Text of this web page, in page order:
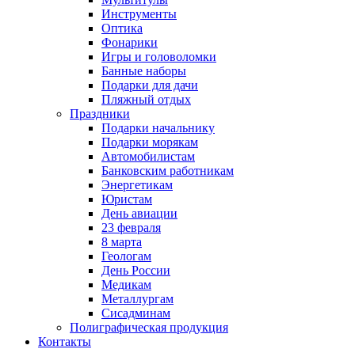
Инструменты
Оптика
Фонарики
Игры и головоломки
Банные наборы
Подарки для дачи
Пляжный отдых
Праздники
Подарки начальнику
Подарки морякам
Автомобилистам
Банковским работникам
Энергетикам
Юристам
День авиации
23 февраля
8 марта
Геологам
День России
Медикам
Металлургам
Сисадминам
Полиграфическая продукция
Контакты